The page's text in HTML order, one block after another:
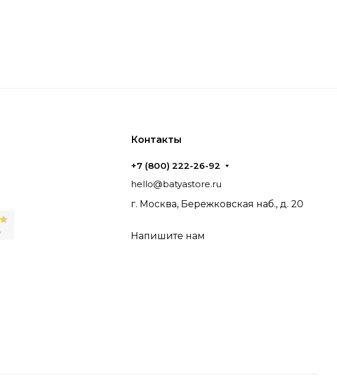
Контакты
+7 (800) 222-26-92
hello@batyastore.ru
г. Москва, Бережковская наб., д. 20
Напишите нам